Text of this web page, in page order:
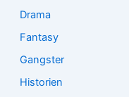
Drama
Fantasy
Gangster
Historien